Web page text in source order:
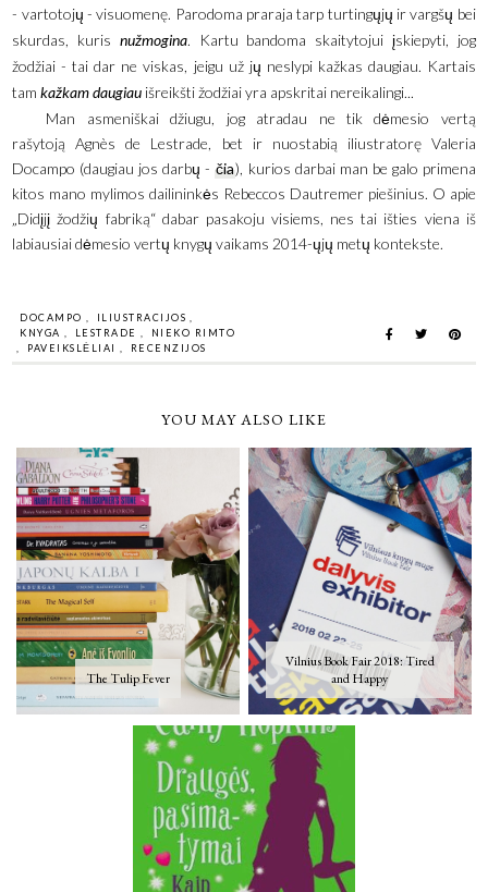
- vartotojų - visuomenę. Parodoma praraja tarp turtingųjų ir vargšų bei
skurdas, kuris nužmogina. Kartu bandoma skaitytojui įskiepyti, jog
žodžiai - tai dar ne viskas, jeigu už jų neslypi kažkas daugiau. Kartais
tamkažkam daugiau išreikšti žodžiai yra apskritai nereikalingi...
Man asmeniškai džiugu, jog atradau ne tik dėmesio vertą
rašytoją Agnès de Lestrade, bet ir nuostabią iliustratorę Valeria
Docampo (daugiau jos darbų - čia), kurios darbai man be galo primena
kitos mano mylimos dailininkės Rebeccos Dautremer piešinius. O apie
„Didįjį žodžių fabriką“ dabar pasakoju visiems, nes tai išties viena iš
labiausiai dėmesio vertų knygų vaikams 2014-ųjų metų kontekste.
DOCAMPO , ILIUSTRACIJOS ,
KNYGA , LESTRADE ,
NIEKO RIMTO
,
PAVEIKSLĖLIAI , RECENZIJOS
YOU MAY ALSO LIKE
The Tulip Fever
Vilnius Book Fair 2018: Tired
and Happy